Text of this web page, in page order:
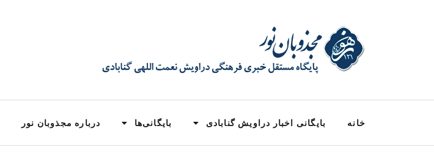
خانه بایگانی اخبار دراویش گنابادی بایگانی‌ها درباره مجذوبان نور